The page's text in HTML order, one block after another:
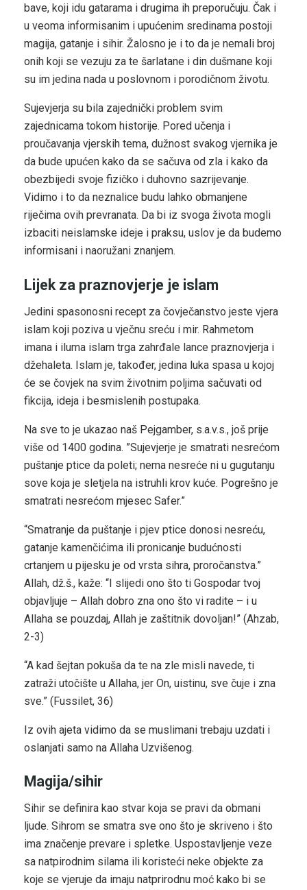
bave, koji idu gatarama i drugima ih preporučuju. Čak i
u veoma informisanim i upućenim sredinama postoji
magija, gatanje i sihir. Žalosno je i to da je nemali broj
onih koji se vezuju za te šarlatane i din dušmane koji
su im jedina nada u poslovnom i porodičnom životu.
Sujevjerja su bila zajednički problem svim
zajednicama tokom historije. Pored učenja i
proučavanja vjerskih tema, dužnost svakog vjernika je
da bude upućen kako da se sačuva od zla i kako da
obezbijedi svoje fizičko i duhovno sazrijevanje.
Vidimo i to da neznalice budu lahko obmanjene
riječima ovih prevranata. Da bi iz svoga života mogli
izbaciti neislamske ideje i praksu, uslov je da budemo
informisani i naoružani znanjem.
Lijek za praznovjerje je islam
Jedini spasonosni recept za čovječanstvo jeste vjera
islam koji poziva u vječnu sreću i mir. Rahmetom
imana i iluma islam trga zahrđale lance praznovjerja i
džehaleta. Islam je, također, jedina luka spasa u kojoj
će se čovjek na svim životnim poljima sačuvati od
fikcija, ideja i besmislenih postupaka.
Na sve to je ukazao naš Pejgamber, s.a.v.s., još prije
više od 1400 godina. ”Sujevjerje je smatrati nesrećom
puštanje ptice da poleti; nema nesreće ni u gugutanju
sove koja je sletjela na istruhli krov kuće. Pogrešno je
smatrati nesrećom mjesec Safer.”
“Smatranje da puštanje i pjev ptice donosi nesreću,
gatanje kamenčićima ili pronicanje budućnosti
crtanjem u pijesku je od vrsta sihra, proročanstva.”
Allah, dž.š., kaže: “I slijedi ono što ti Gospodar tvoj
objavljuje – Allah dobro zna ono što vi radite – i u
Allaha se pouzdaj, Allah je zaštitnik dovoljan!” (Ahzab,
2-3)
“A kad šejtan pokuša da te na zle misli navede, ti
zatraži utočište u Allaha, jer On, uistinu, sve čuje i zna
sve.” (Fussilet, 36)
Iz ovih ajeta vidimo da se muslimani trebaju uzdati i
oslanjati samo na Allaha Uzvišenog.
Magija/sihir
Sihir se definira kao stvar koja se pravi da obmani
ljude. Sihrom se smatra sve ono što je skriveno i što
ima značenje prevare i spletke. Uspostavljenje veze
sa natpirodnim silama ili koristeći neke objekte za
koje se vjeruje da imaju natprirodnu moć kako bi se